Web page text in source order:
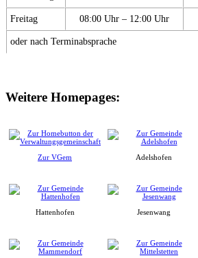
Freitag 08:00 Uhr – 12:00 Uhr
oder nach Terminabsprache
Weitere Homepages:
Zur VGem Adelshofen
Hattenhofen Jesenwang